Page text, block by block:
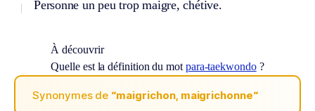
Personne un peu trop maigre, chétive.
À découvrir
Quelle est la définition du mot para-taekwondo?
Synonymes de “maigrichon, maigrichonne“